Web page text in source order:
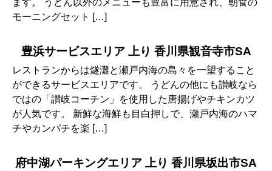
ます。 うどん以外のメニューも豊富に用意され、朝食の
モーニングセット […]
豊浜サービスエリア 上り 香川県観音寺市SA
レストランからは燧灘と瀬戸内海の島々を一望すること
ができるサービスエリアです。 うどんの他にも讃岐なら
ではの「讃岐コーチン」を使用した唐揚げやチキンカツ
が人気です。 新鮮な海鮮も目白押しで、瀬戸内海のハマ
チやカンパチを楽 […]
府中湖パーキングエリア 上り 香川県坂出市SA